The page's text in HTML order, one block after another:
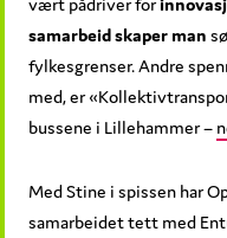
samarbeid skaper man
fylkesgrenser. Andre
med, er
bussene i Lillehammer –
Med Stine i spissen har
samarbeidet tett med